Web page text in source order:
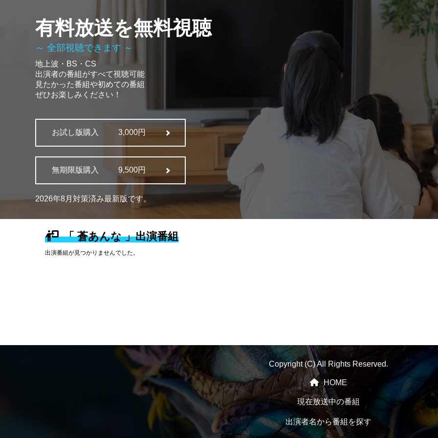
有料放送を無料視聴
～ 全部視聴できます ～
地上波・BS・CS
出演者の番組がすべて視聴可能
見たかった番組や初めての番組
ぜひお楽しみください！
お試し版購入 3,000円
無期限版購入 9,500円
2026年8月対策済み最新版です。
「 蒼あんな 」出演番組
出演番組が見つかりませんでした。
Copyright (C) All Rights Reserved.
HOME
現在放送中の番組
出演者名から番組を探す